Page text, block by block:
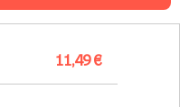
11,49 €